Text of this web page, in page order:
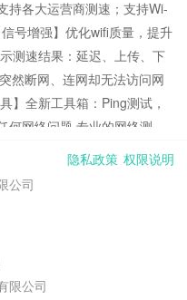
持各大运营商测速；支持Wi-
号增强】优化wifi质量，提升
测速结果：延迟、上传、下
然断网、连网却无法访问网
】全新工具箱：Ping测试，
何网络问题 专业的网络测
网速有疑问，轻轻一点即可
神器。 手机测网速有疑问，
隐私政策 权限说明
公司
限公司